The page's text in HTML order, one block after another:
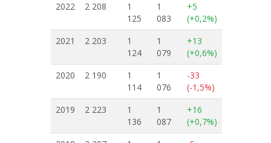
2022 2 208
1
125
1
083
+5
(+0,2%)
2021
2 203
1
124
1
079
+13
(+0,6%)
2020
2 190
1
114
1
076
-33
(-1,5%)
2019
2 223
1
136
1
087
+16
(+0,7%)